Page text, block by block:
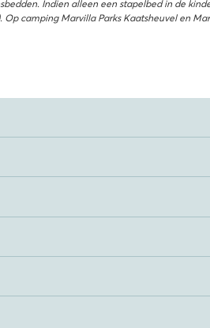
Indien alleen een stapelbed in de
camping Marvilla Parks Kaatsheuvel en